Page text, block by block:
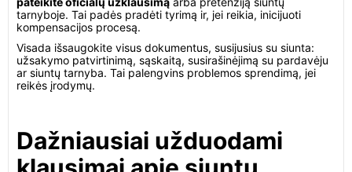
tarnyboje. Tai padės pradėti tyrimą ir, jei reikia, inicijuoti
kompensacijos procesą.
Visada išsaugokite visus dokumentus, susijusius su siunta:
užsakymo patvirtinimą, sąskaitą, susirašinėjimą su pardavėju
ar siuntų tarnyba. Tai palengvins problemos sprendimą, jei
reikės įrodymų.
Dažniausiai užduodami